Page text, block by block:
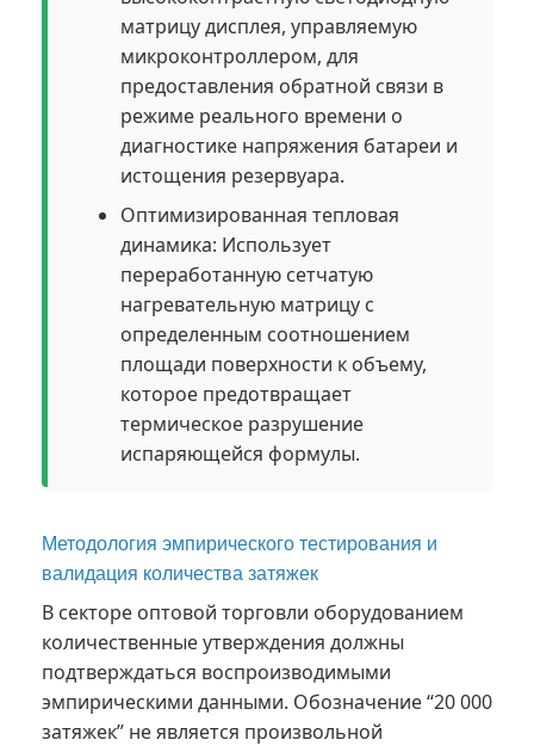
матрицу дисплея, управляемую
микроконтроллером, для
предоставления обратной связи в
режиме реального времени о
диагностике напряжения батареи и
истощения резервуара.
Оптимизированная тепловая
динамика: Использует
переработанную сетчатую
нагревательную матрицу с
определенным соотношением
площади поверхности к объему,
которое предотвращает
термическое разрушение
испаряющейся формулы.
Методология эмпирического тестирования и
валидация количества затяжек
В секторе оптовой торговли оборудованием
количественные утверждения должны
подтверждаться воспроизводимыми
эмпирическими данными. Обозначение “20 000
затяжек” не является произвольной